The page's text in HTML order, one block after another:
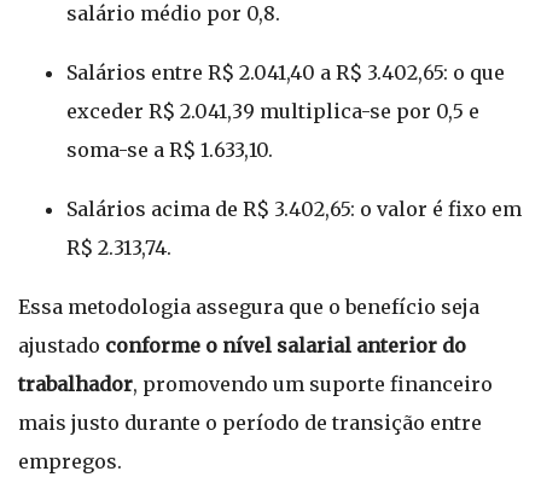
salário médio por 0,8.
Salários entre R$ 2.041,40 a R$ 3.402,65: o que
exceder R$ 2.041,39 multiplica-se por 0,5 e
soma-se a R$ 1.633,10.
Salários acima de R$ 3.402,65: o valor é fixo em
R$ 2.313,74.
Essa metodologia assegura que o benefício seja
ajustado conforme o nível salarial anterior do
trabalhador, promovendo um suporte financeiro
mais justo durante o período de transição entre
empregos.